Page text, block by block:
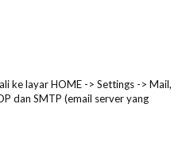
ke layar HOME -> Settings -> Mail,
dan SMTP (email server yang